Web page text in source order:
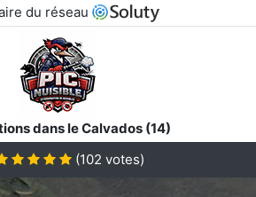
du réseau
dans le Calvados (14)
(102 votes)